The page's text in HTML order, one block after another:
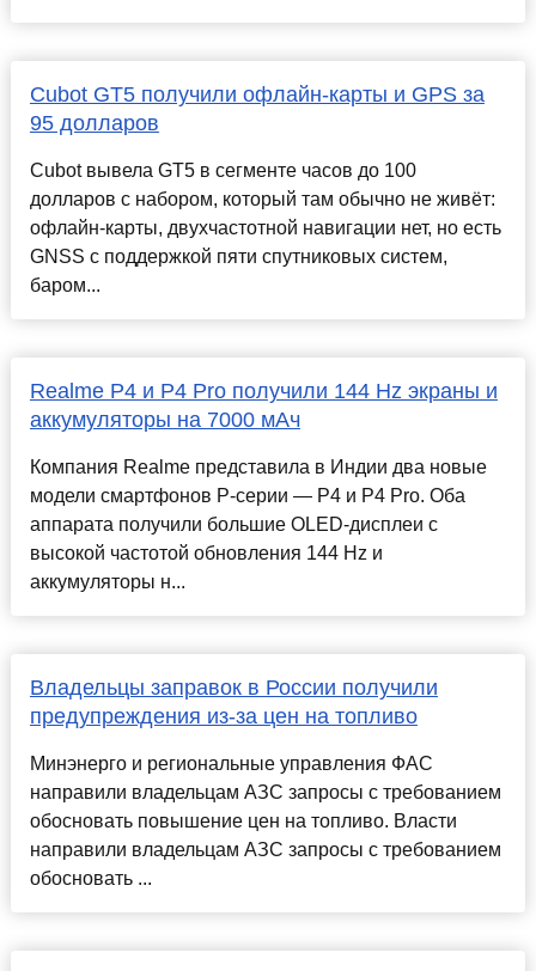
Cubot GT5 получили офлайн-карты и GPS за
95 долларов
Cubot вывела GT5 в сегменте часов до 100
долларов с набором, который там обычно не живёт:
офлайн-карты, двухчастотной навигации нет, но есть
GNSS с поддержкой пяти спутниковых систем,
баром...
Realme P4 и P4 Pro получили 144 Hz экраны и
аккумуляторы на 7000 мАч
Компания Realme представила в Индии два новые
модели смартфонов P-серии — P4 и P4 Pro. Оба
аппарата получили большие OLED-дисплеи с
высокой частотой обновления 144 Hz и
аккумуляторы н...
Владельцы заправок в России получили
предупреждения из-за цен на топливо
Минэнерго и региональные управления ФАС
направили владельцам АЗС запросы с требованием
обосновать повышение цен на топливо. Власти
направили владельцам АЗС запросы с требованием
обосновать ...